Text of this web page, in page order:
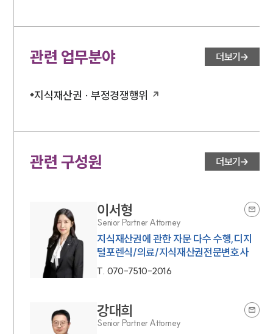
관련 업무분야 더보기
지식재산권 · 부정경쟁행위
관련 구성원 더보기
이서형
Senior Partner Attorney
지식재산권에 관한 자문 다수 수행,디지
털포렌식/의료/지식재산권전문변호사
T. 070-7510-2016
강대희
Senior Partner Attorney